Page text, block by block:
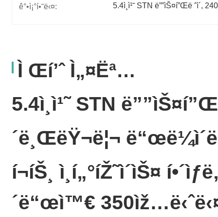
ê°•ì¡°í•˜ë‹¤: 5.4ì¸ì¹˜ STN ë””ìŠ¤í”Œë ˆì´,
Ì Œí’ˆ Ì„¤ëª…
5.4ì¸ì¹˜ STN
´ë¸ŒëŸ¬ë¦¬
í¬íŠ¸ ì¸í„°íŽ˜ì´ìŠ¤
´ë“œì™€